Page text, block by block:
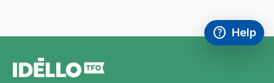
help
Access
Help
,This link